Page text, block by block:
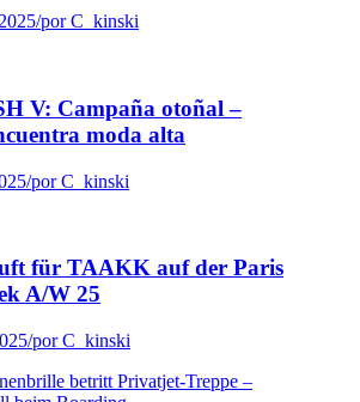
/por C_kinski
V: Campaña otoñal –
moda alta
/por C_kinski
für TAAKK auf der Paris
A/W 25
/por C_kinski